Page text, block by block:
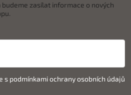
zasílat informace o nových
s podmínkami ochrany osobních údajů